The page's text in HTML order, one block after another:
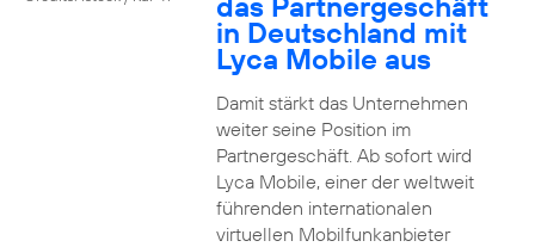
in Deutschland mit
Lyca Mobile aus
Damit stärkt das Unternehmen
weiter seine Position im
Partnergeschäft. Ab sofort wird
Lyca Mobile, einer der weltweit
führenden internationalen
virtuellen Mobilfunkanbieter